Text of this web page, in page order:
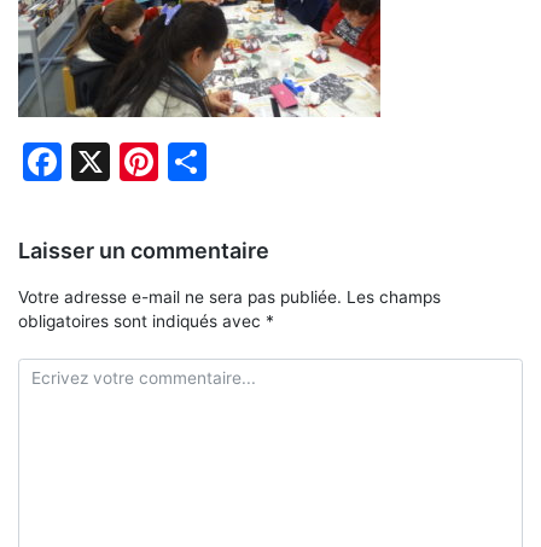
Facebook
X Pinterest
Laisser un commentaire
Votre adresse e-mail ne sera pas publiée. Les champs
obligatoires sont indiqués avec *